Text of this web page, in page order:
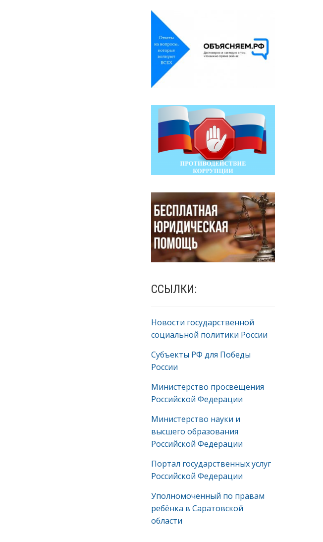
ССЫЛКИ:
Новости государственной
социальной политики России
Субъекты РФ для Победы
России
Министерство просвещения
Российской Федерации
Министерство науки и
высшего образования
Российской Федерации
Портал государственных услуг
Российской Федерации
Уполномоченный по правам
ребёнка в Саратовской
области